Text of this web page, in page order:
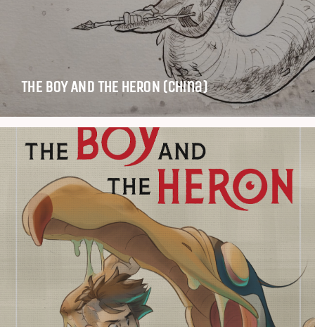
THE BOY AND THE HERON (China)